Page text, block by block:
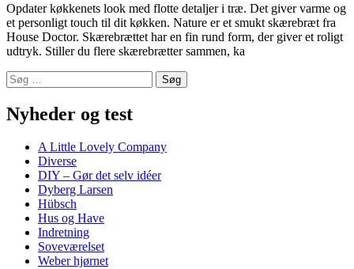
Opdater køkkenets look med flotte detaljer i træ. Det giver varme og
et personligt touch til dit køkken. Nature er et smukt skærebræt fra
House Doctor. Skærebrættet har en fin rund form, der giver et roligt
udtryk. Stiller du flere skærebrætter sammen, ka
Søg
efter:
Nyheder og test
A Little Lovely Company
Diverse
DIY – Gør det selv idéer
Dyberg Larsen
Hübsch
Hus og Have
Indretning
Soveværelset
Weber hjørnet